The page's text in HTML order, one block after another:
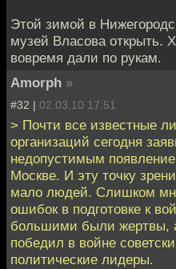
Этой зимой в
музей Власова открыть.
вовремя дали по рукам.
Amorph »
#32 | 02.03.10 17:51
> Почти все известные
организаций сегодня
недопустимым
Москве. И эту точку
мало людей. Слишком
ошибок в подготовке к
большими были жертвы,
победил в войне
политические лидеры.